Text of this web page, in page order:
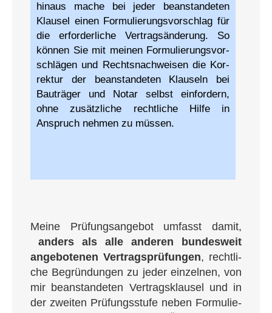
hin­aus mache bei jeder beanstan­deten
Klau­sel einen Formu­lierungs­vor­schlag für
die erforder­liche Vertrags­än­derung. So
kön­nen Sie mit mei­nen For­mu­lie­rungs­vor­
schlä­gen und Rechts­nach­wei­sen die Kor­
rek­tu­r der beanstan­deten Klau­seln bei
Bau­trä­ger und Notar selbst ein­for­dern,
ohne zusätz­li­che recht­li­che Hil­fe in
Anspruch neh­men zu müssen.
Mei­ne Prü­fungs­an­ge­bot umfasst damit,
anders als alle ande­ren bun­des­weit
ange­bo­te­nen Ver­trags­prü­fun­gen, recht­li­
che Begrün­dun­gen zu jeder ein­zel­nen, von
mir bean­stan­de­ten Ver­trags­klau­sel und in
der zwei­ten Prü­fungs­stu­fe neben For­mu­lie­